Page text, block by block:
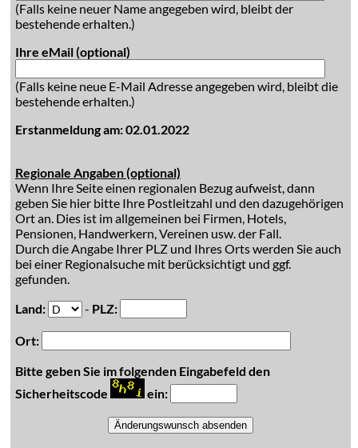
(Falls keine neuer Name angegeben wird, bleibt der
bestehende erhalten.)
Ihre eMail (optional)
(Falls keine neue E-Mail Adresse angegeben wird, bleibt die
bestehende erhalten.)
Erstanmeldung am: 02.01.2022
Regionale Angaben (optional)
Wenn Ihre Seite einen regionalen Bezug aufweist, dann
geben Sie hier bitte Ihre Postleitzahl und den dazugehörigen
Ort an. Dies ist im allgemeinen bei Firmen, Hotels,
Pensionen, Handwerkern, Vereinen usw. der Fall.
Durch die Angabe Ihrer PLZ und Ihres Orts werden Sie auch
bei einer Regionalsuche mit berücksichtigt und ggf.
gefunden.
Land:
- PLZ:
Ort:
Bitte geben Sie im folgenden Eingabefeld den
Sicherheitscode
ein: